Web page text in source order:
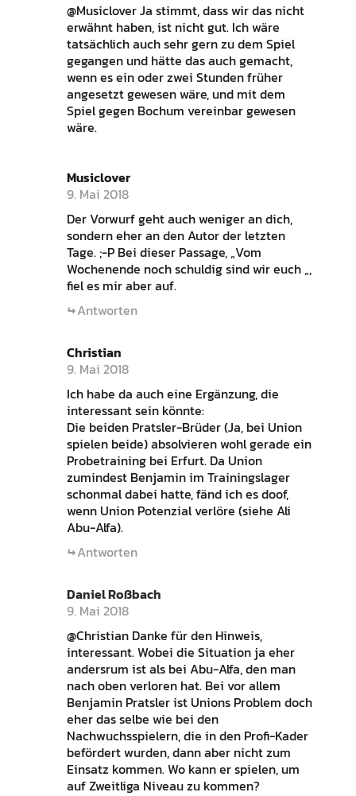
@Musiclover Ja stimmt, dass wir das nicht
erwähnt haben, ist nicht gut. Ich wäre
tatsächlich auch sehr gern zu dem Spiel
gegangen und hätte das auch gemacht,
wenn es ein oder zwei Stunden früher
angesetzt gewesen wäre, und mit dem
Spiel gegen Bochum vereinbar gewesen
wäre.
Musiclover
9. Mai 2018
Der Vorwurf geht auch weniger an dich,
sondern eher an den Autor der letzten
Tage. ;-P Bei dieser Passage, „Vom
Wochenende noch schuldig sind wir euch „,
fiel es mir aber auf.
Antworten
Christian
9. Mai 2018
Ich habe da auch eine Ergänzung, die
interessant sein könnte:
Die beiden Pratsler-Brüder (Ja, bei Union
spielen beide) absolvieren wohl gerade ein
Probetraining bei Erfurt. Da Union
zumindest Benjamin im Trainingslager
schonmal dabei hatte, fänd ich es doof,
wenn Union Potenzial verlöre (siehe Ali
Abu-Alfa).
Antworten
Daniel Roßbach
9. Mai 2018
@Christian Danke für den Hinweis,
interessant. Wobei die Situation ja eher
andersrum ist als bei Abu-Alfa, den man
nach oben verloren hat. Bei vor allem
Benjamin Pratsler ist Unions Problem doch
eher das selbe wie bei den
Nachwuchsspielern, die in den Profi-Kader
befördert wurden, dann aber nicht zum
Einsatz kommen. Wo kann er spielen, um
auf Zweitliga Niveau zu kommen?